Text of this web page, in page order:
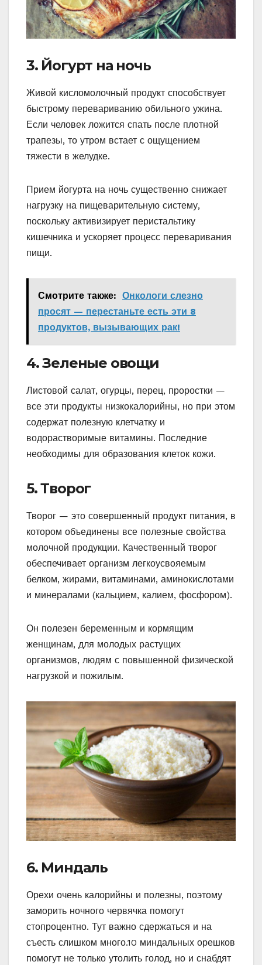
3. Йогурт на ночь
Живой кисломолочный продукт способствует
быстрому перевариванию обильного ужина.
Если человек ложится спать после плотной
трапезы, то утром встает с ощущением
тяжести в желудке.
Прием йогурта на ночь существенно снижает
нагрузку на пищеварительную систему,
поскольку активизирует перистальтику
кишечника и ускоряет процесс переваривания
пищи.
Смотрите также: Онкологи слезно
просят — перестаньте есть эти 8
продуктов, вызывающих рак!
4. Зеленые овощи
Листовой салат, огурцы, перец, проростки —
все эти продукты низкокалорийны, но при этом
содержат полезную клетчатку и
водорастворимые витамины. Последние
необходимы для образования клеток кожи.
5. Творог
Творог — это совершенный продукт питания, в
котором объединены все полезные свойства
молочной продукции. Качественный творог
обеспечивает организм легкоусвояемым
белком, жирами, витаминами, аминокислотами
и минералами (кальцием, калием, фосфором).
Он полезен беременным и кормящим
женщинам, для молодых растущих
организмов, людям с повышенной физической
нагрузкой и пожилым.
6. Миндаль
Орехи очень калорийны и полезны, поэтому
заморить ночного червячка помогут
стопроцентно. Тут важно сдержаться и на
съесть слишком много.10 миндальных орешков
помогут не только утолить голод, но и снабдят